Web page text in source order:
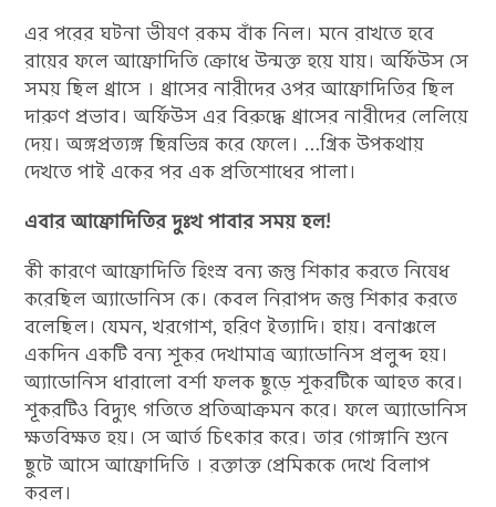
এর পরের ঘটনা ভীষণ রকম বাঁক নিল। মনে রাখতে হবে
রায়ের ফলে আফ্রোদিতি ক্রোধে উন্মক্ত হয়ে যায়। অর্ফিউস সে
সময় ছিল থ্রাসে । থ্রাসের নারীদের ওপর আফ্রোদিতির ছিল
দারুণ প্রভাব। অর্ফিউস এর বিরুদ্ধে থ্রাসের নারীদের লেলিয়ে
দেয়। অঙ্গপ্রত্যঙ্গ ছিন্নভিন্ন করে ফেলে। …গ্রিক উপকথায়
দেখতে পাই একের পর এক প্রতিশোধের পালা।
এবার আফ্রোদিতির দুঃখ পাবার সময় হল!
কী কারণে আফ্রোদিতি হিংস্র বন্য জন্তু শিকার করতে নিষেধ
করেছিল অ্যাডোনিস কে। কেবল নিরাপদ জন্তু শিকার করতে
বলেছিল। যেমন, খরগোশ, হরিণ ইত্যাদি। হায়। বনাঞ্চলে
একদিন একটি বন্য শূকর দেখামাত্র অ্যাডোনিস প্রলুব্দ হয়।
অ্যাডোনিস ধারালো বর্শা ফলক ছুড়ে শূকরটিকে আহত করে।
শূকরটিও বিদ্যুৎ গতিতে প্রতিআক্রমন করে। ফলে অ্যাডোনিস
ক্ষতবিক্ষত হয়। সে আর্ত চিৎকার করে। তার গোঙ্গানি শুনে
ছুটে আসে আফ্রোদিতি । রক্তাক্ত প্রেমিককে দেখে বিলাপ
করল।